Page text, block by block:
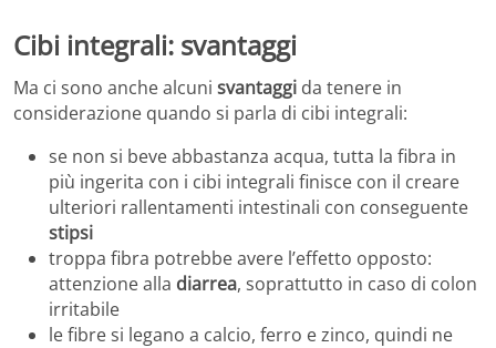
Cibi integrali: svantaggi
Ma ci sono anche alcuni svantaggi da tenere in
considerazione quando si parla di cibi integrali:
se non si beve abbastanza acqua, tutta la fibra in
più ingerita con i cibi integrali finisce con il creare
ulteriori rallentamenti intestinali con conseguente
stipsi
troppa fibra potrebbe avere l’effetto opposto:
attenzione alla diarrea, soprattutto in caso di colon
irritabile
le fibre si legano a calcio, ferro e zinco, quindi ne